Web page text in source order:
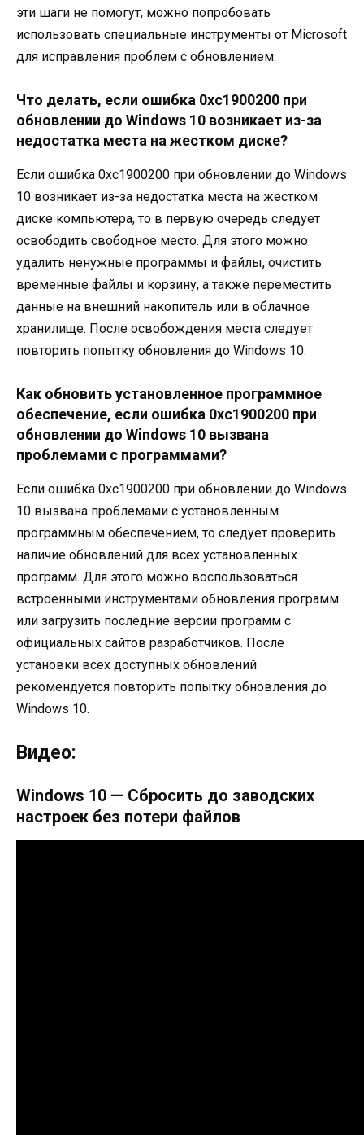
эти шаги не помогут, можно попробовать
использовать специальные инструменты от Microsoft
для исправления проблем с обновлением.
Что делать, если ошибка 0xc1900200 при
обновлении до Windows 10 возникает из-за
недостатка места на жестком диске?
Если ошибка 0xc1900200 при обновлении до Windows
10 возникает из-за недостатка места на жестком
диске компьютера, то в первую очередь следует
освободить свободное место. Для этого можно
удалить ненужные программы и файлы, очистить
временные файлы и корзину, а также переместить
данные на внешний накопитель или в облачное
хранилище. После освобождения места следует
повторить попытку обновления до Windows 10.
Как обновить установленное программное
обеспечение, если ошибка 0xc1900200 при
обновлении до Windows 10 вызвана
проблемами с программами?
Если ошибка 0xc1900200 при обновлении до Windows
10 вызвана проблемами с установленным
программным обеспечением, то следует проверить
наличие обновлений для всех установленных
программ. Для этого можно воспользоваться
встроенными инструментами обновления программ
или загрузить последние версии программ с
официальных сайтов разработчиков. После
установки всех доступных обновлений
рекомендуется повторить попытку обновления до
Windows 10.
Видео:
Windows 10 — Сбросить до заводских
настроек без потери файлов